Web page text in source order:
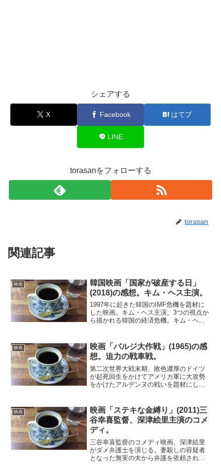
シェアする
X Facebook はてブ
LINE
torasanをフォローする
torasan
関連記事
映画
韓国映画「国家が破産する日」
(2018)の感想。キム・ヘス主演。
1997年に起きた韓国のIMF危機を題材に
した映画。キム・ヘス主演。3つの視点か
ら描かれる韓国の経済危機。キム・ヘス
救国の強い意志を持って奔走するキム・
ヘスは、無責任...
映画
映画「バルジ大作戦」(1965)の感
想。迫力の戦車戦。
第二次世界大戦末期、敗色濃厚のドイツ
が起死回生をかけてアメリカ軍に大攻勢
をかけたアルデンヌの戦いを題材にした
を演じており、格好良さでアメリカ軍人
以上の存在感を発揮してい...
映画
映画「ステキな金縛り」(2011)三
谷幸喜監督、深津絵里主演のコメ
ディ。
三谷幸喜監督のコメディ映画。深津絵里
がダメ弁護士を演じる。妻殺しの容疑者
となった無実の夫から弁護を依頼された